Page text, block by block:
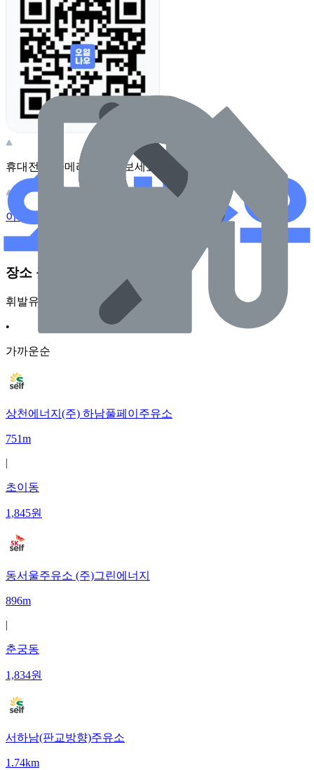
휴대전화 카메라로 찍어보세요
이 주유소의 사장님이신가요?
장소 근처 주유소
휘발유
•
가까운순
상천에너지(주) 하남풀페이주유소
751m
|
초이동
1,845원
동서울주유소 (주)그린에너지
896m
|
춘궁동
1,834원
서하남(판교방향)주유소
1.74km